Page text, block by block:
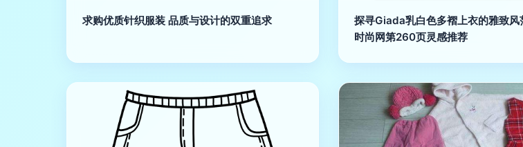
求购优质针织服装 品质与设计的双重追求
探寻Giada乳白色多褶上衣的雅致风
时尚网第260页灵感推荐